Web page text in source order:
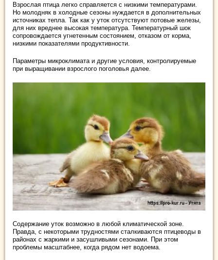
Взрослая птица легко справляется с низкими температурами.
Но молодняк в холодные сезоны нуждается в дополнительных
источниках тепла. Так как у уток отсутствуют потовые железы,
для них вреднее высокая температура. Температурный шок
сопровождается угнетенным состоянием, отказом от корма,
низкими показателями продуктивности.
Параметры микроклимата и другие условия, контролируемые
при выращивании взрослого поголовья далее.
Содержание уток возможно в любой климатической зоне.
Правда, с некоторыми трудностями сталкиваются птицеводы в
районах с жаркими и засушливыми сезонами. При этом
проблемы масштабнее, когда рядом нет водоема.